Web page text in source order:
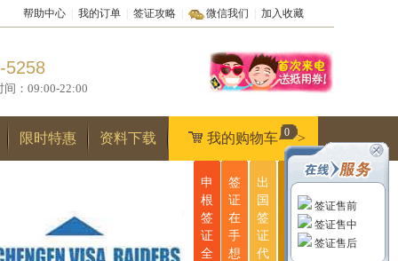
帮助中心 我的订单 签证攻略 微信我们 加入收藏
5258
：09:00-22:00
限时特惠 资料下载 我的购物车 >
0
申
根
签
证
全
签
证
在
手
想
出
国
签
证
代
无
说
一
站
式
服
签证售前
签证售中
签证售后